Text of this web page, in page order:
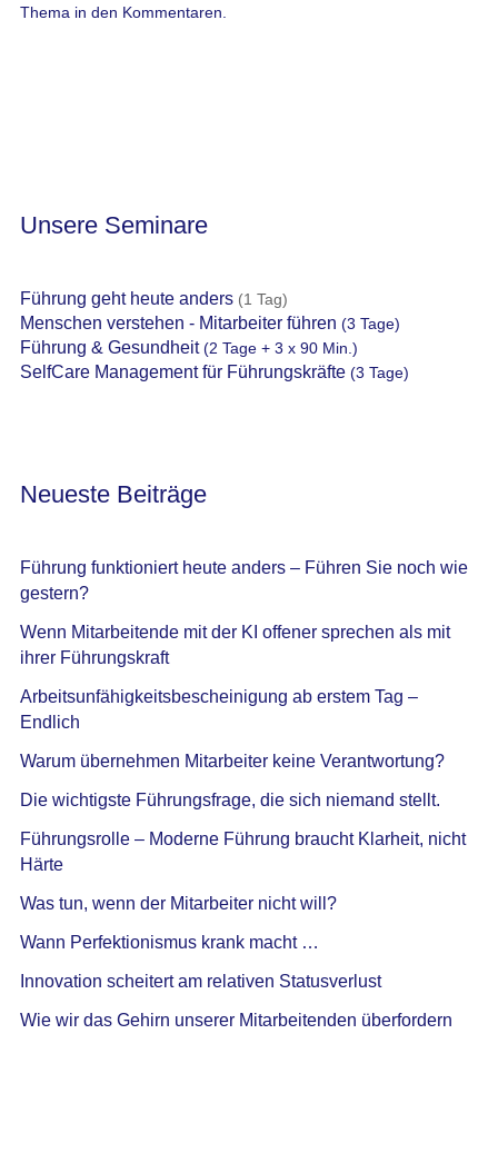
Thema in den Kommentaren.
Unsere Seminare
Führung geht heute anders(1 Tag)
Menschen verstehen - Mitarbeiter führen (3 Tage)
Führung & Gesundheit(2 Tage + 3 x 90 Min.)
SelfCare Management für Führungskräfte(3 Tage)
Neueste Beiträge
Führung funktioniert heute anders – Führen Sie noch wie
gestern?
Wenn Mitarbeitende mit der KI offener sprechen als mit
ihrer Führungskraft
Arbeitsunfähigkeitsbescheinigung ab erstem Tag –
Endlich
Warum übernehmen Mitarbeiter keine Verantwortung?
Die wichtigste Führungsfrage, die sich niemand stellt.
Führungsrolle – Moderne Führung braucht Klarheit, nicht
Härte
Was tun, wenn der Mitarbeiter nicht will?
Wann Perfektionismus krank macht …
Innovation scheitert am relativen Statusverlust
Wie wir das Gehirn unserer Mitarbeitenden überfordern